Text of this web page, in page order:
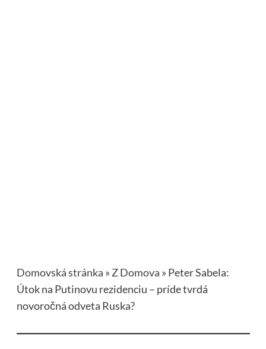
Domovská stránka » Z Domova » Peter Sabela:
Útok na Putinovu rezidenciu – príde tvrdá
novoročná odveta Ruska?